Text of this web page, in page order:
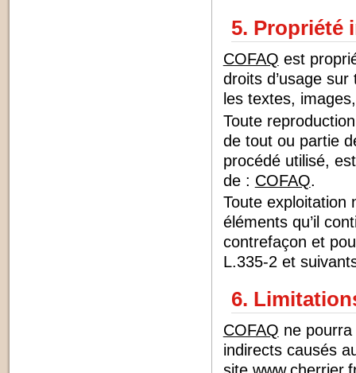
5. Propriété
COFAQ est
droits d’usage
les textes,
Toute
de tout ou partie
procédé utilisé,
de : COFAQ.
Toute exploitation
éléments qu’il
contrefaçon et
L.335-2 et
6.
COFAQ ne
indirects causés